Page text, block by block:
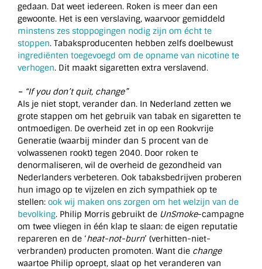
gedaan. Dat weet iedereen. Roken is meer dan een
gewoonte. Het is een verslaving, waarvoor gemiddeld
minstens zes stoppogingen nodig zijn om écht te
stoppen. Tabaksproducenten hebben zelfs doelbewust
ingrediënten toegevoegd om de opname van nicotine te
verhogen. Dit maakt sigaretten extra verslavend.
– “If you don’t quit, change”
Als je niet stopt, verander dan. In Nederland zetten we
grote stappen om het gebruik van tabak en sigaretten te
ontmoedigen. De overheid zet in op een Rookvrije
Generatie (waarbij minder dan 5 procent van de
volwassenen rookt) tegen 2040. Door roken te
denormaliseren, wil de overheid de gezondheid van
Nederlanders verbeteren. Ook tabaksbedrijven proberen
hun imago op te vijzelen en zich sympathiek op te
stellen: ook wij maken ons zorgen om het welzijn van de
bevolking. Philip Morris gebruikt de UnSmoke-campagne
om twee vliegen in één klap te slaan: de eigen reputatie
repareren en de ‘heat-not-burn’ (verhitten-niet-
verbranden) producten promoten. Want die change
waartoe Philip oproept, slaat op het veranderen van